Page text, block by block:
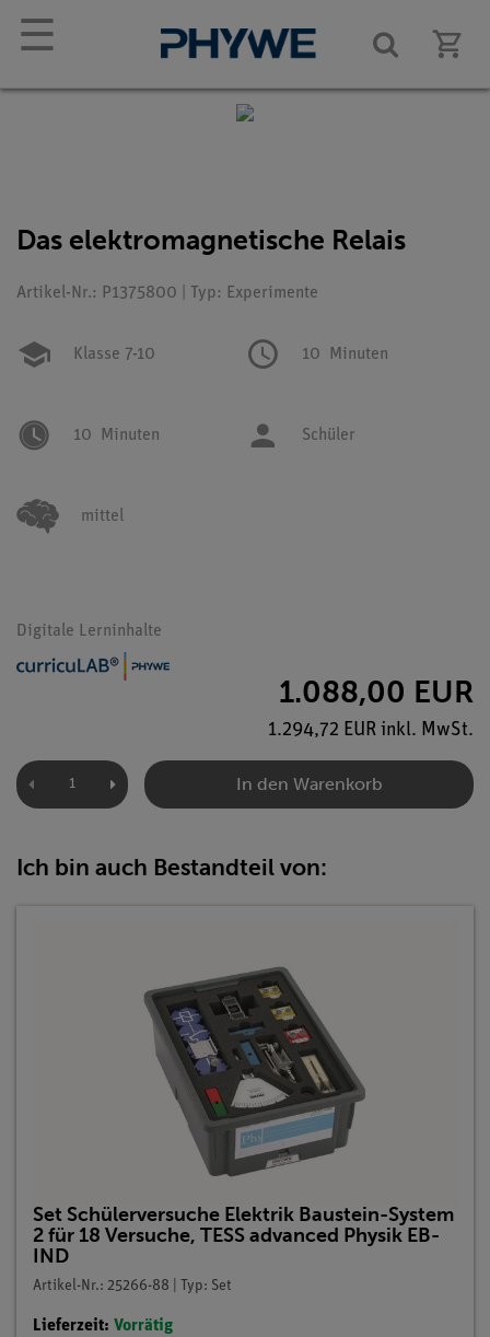
☰
Das elektromagnetische Relais
Artikel-Nr.: P1375800 | Typ: Experimente
Klasse 7-10 10 Minuten
10 Minuten Schüler
mittel
Digitale Lerninhalte
1.088,00 EUR
1.294,72 EUR inkl. MwSt.
In den Warenkorb
Ich bin auch Bestandteil von:
Set Schülerversuche Elektrik Baustein-System
2 für 18 Versuche, TESS advanced Physik EB-
IND
Artikel-Nr.: 25266-88 | Typ: Set
Lieferzeit: Vorrätig